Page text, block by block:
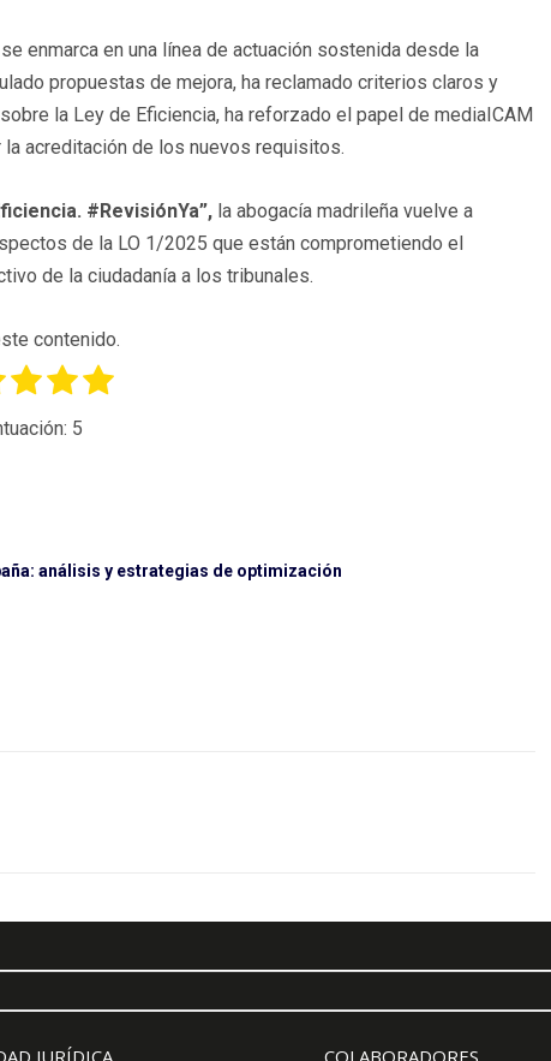
enmarca en una línea de actuación sostenida desde la
propuestas de mejora, ha reclamado criterios claros y
la Ley de Eficiencia, ha reforzado el papel de mediaICAM
acreditación de los nuevos requisitos.
#RevisiónYa”, la abogacía madrileña vuelve a
de la LO 1/2025 que están comprometiendo el
de la ciudadanía a los tribunales.
contenido.
5
análisis y estrategias de optimización